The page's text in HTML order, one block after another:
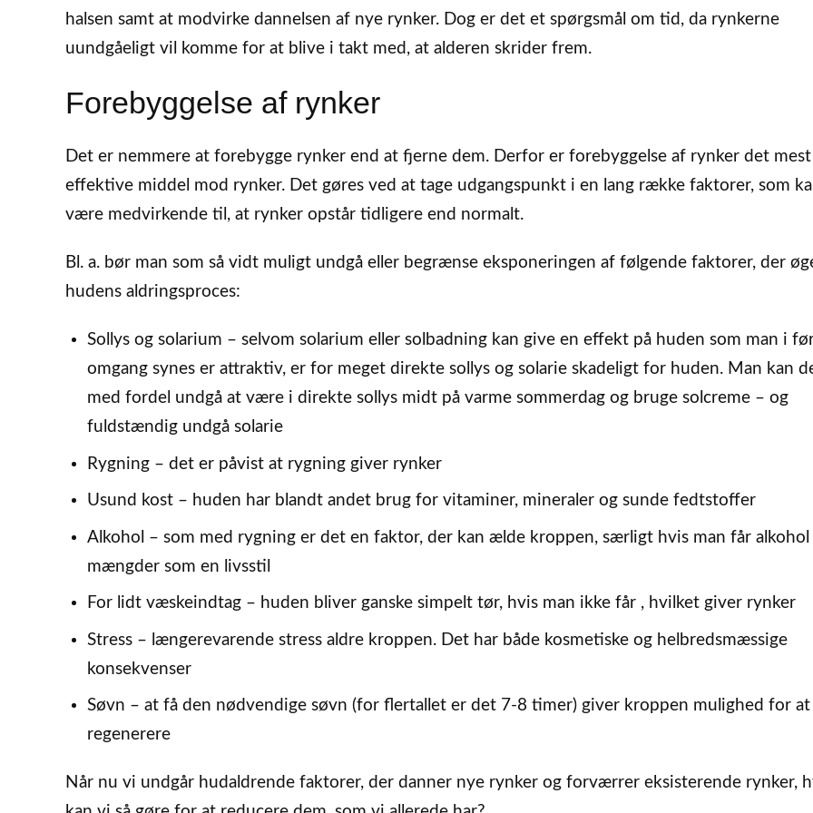
halsen samt at modvirke dannelsen af nye rynker. Dog er det et spørgsmål om tid, da rynkerne
uundgåeligt vil komme for at blive i takt med, at alderen skrider frem.
Forebyggelse af rynker
Det er nemmere at forebygge rynker end at fjerne dem. Derfor er forebyggelse af rynker det mest
effektive middel mod rynker. Det gøres ved at tage udgangspunkt i en lang række faktorer, som
være medvirkende til, at rynker opstår tidligere end normalt.
Bl. a. bør man som så vidt muligt undgå eller begrænse eksponeringen af følgende faktorer, der
hudens aldringsproces:
Sollys og solarium – selvom solarium eller solbadning kan give en effekt på huden som man i
omgang synes er attraktiv, er for meget direkte sollys og solarie skadeligt for huden. Man kan
med fordel undgå at være i direkte sollys midt på varme sommerdag og bruge solcreme – og
fuldstændig undgå solarie
Rygning – det er påvist at rygning giver rynker
Usund kost – huden har blandt andet brug for vitaminer, mineraler og sunde fedtstoffer
Alkohol – som med rygning er det en faktor, der kan ælde kroppen, særligt hvis man får
mængder som en livsstil
For lidt væskeindtag – huden bliver ganske simpelt tør, hvis man ikke får , hvilket giver rynker
Stress – længerevarende stress aldre kroppen. Det har både kosmetiske og helbredsmæssige
konsekvenser
Søvn – at få den nødvendige søvn (for flertallet er det 7-8 timer) giver kroppen mulighed for at
regenerere
Når nu vi undgår hudaldrende faktorer, der danner nye rynker og forværrer eksisterende rynker,